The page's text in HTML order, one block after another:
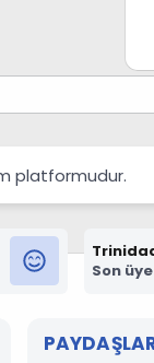
platformudur.
Son üye